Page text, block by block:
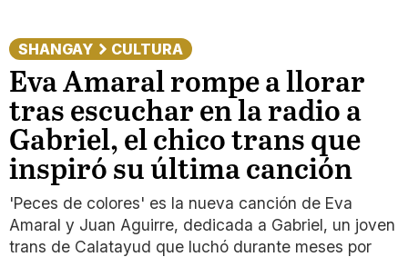
SHANGAY CULTURA
Eva Amaral rompe a llorar
tras escuchar en la radio a
Gabriel, el chico trans que
inspiró su última canción
'Peces de colores' es la nueva canción de Eva
Amaral y Juan Aguirre, dedicada a Gabriel, un joven
trans de Calatayud que luchó durante meses por